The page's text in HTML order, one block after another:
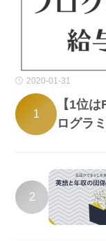
2020-01-31
1
【1位
ログラ
2